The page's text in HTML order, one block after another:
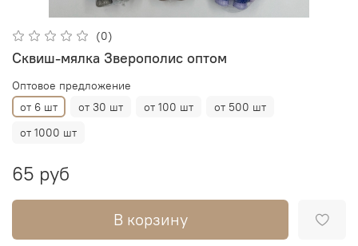
(0)
Сквиш-мялка Зверополис оптом
Оптовое предложение
от 6 шт
от 30 шт от 100 шт
от 500 шт
от 1000 шт
65 руб
В корзину